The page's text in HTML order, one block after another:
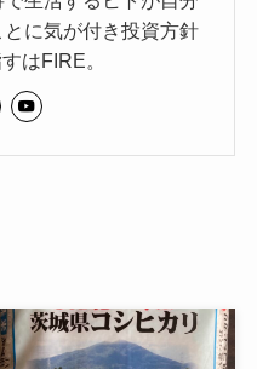
に気が付き投資方針
はFIRE。